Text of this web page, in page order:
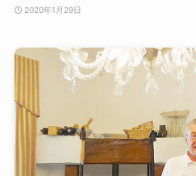
2020年1月29日